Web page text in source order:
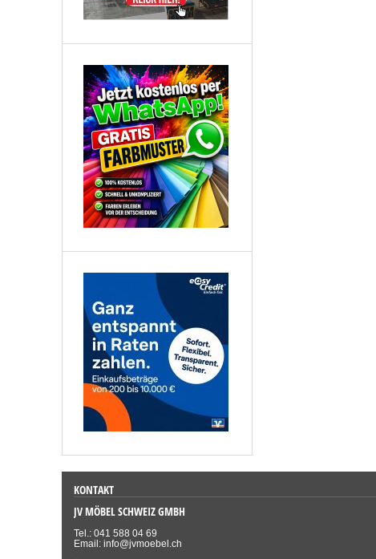
KONTAKT
JV MÖBEL SCHWEIZ GMBH
Tel.: 041 588 04 69
Email: info@jvmoebel.ch